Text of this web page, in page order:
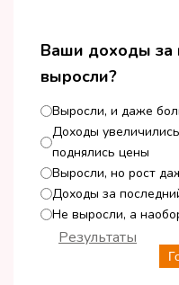
Ваши доходы за
выросли?
Выросли, и даже
Доходы
поднялись цены
Выросли, но рост
Доходы за
Не выросли, а
Результаты